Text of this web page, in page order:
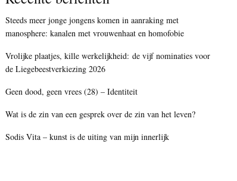
Steeds meer jonge jongens komen in aanraking met
manosphere: kanalen met vrouwenhaat en homofobie
Vrolijke plaatjes, kille werkelijkheid: de vijf nominaties voor
de Liegebeestverkiezing 2026
Geen dood, geen vrees (28) – Identiteit
Wat is de zin van een gesprek over de zin van het leven?
Sodis Vita – kunst is de uiting van mijn innerlijk